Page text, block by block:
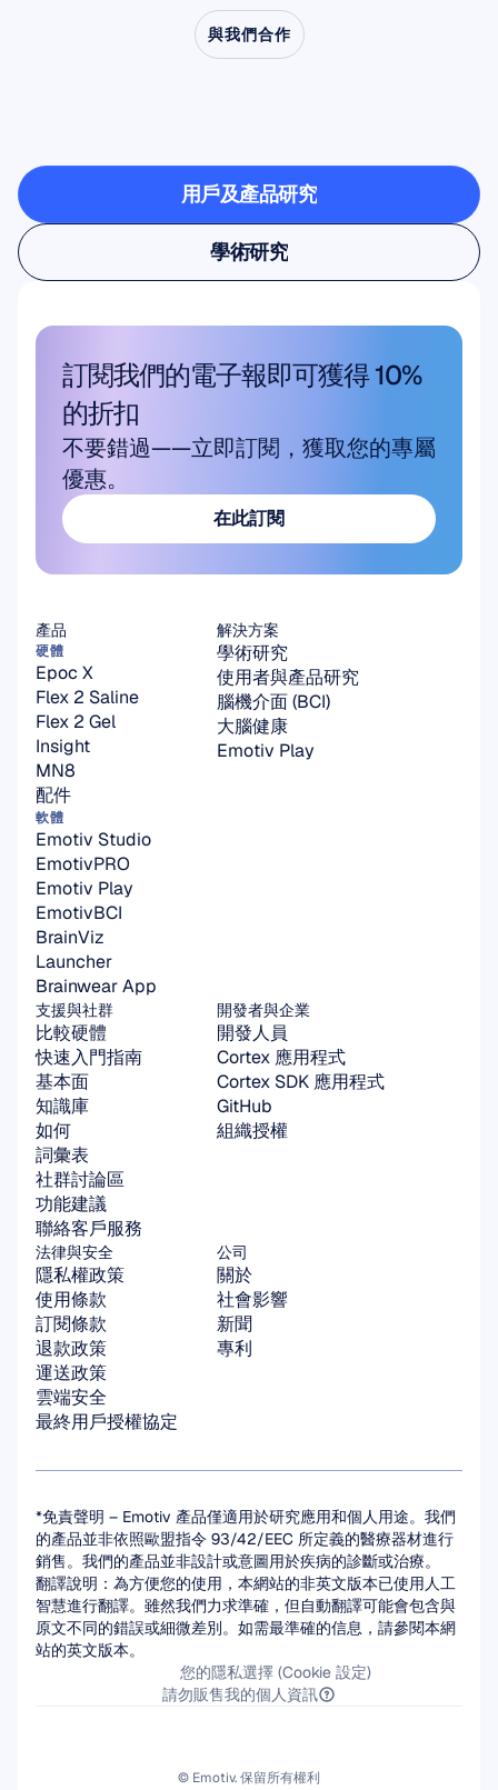
與我們合作
驗室時可能發生的事情
用戶及產品研究
用戶及產品研究
學術研究
學術研究
訂閱我們的電子報即可獲得 10%
的折扣
不要錯過——立即訂閱，獲取您的專屬
優惠。
在此訂閱
解決方案
學術研究
使用者與產品研究
腦機介面 (BCI)
大腦健康
Emotiv Play
產品
硬體
Epoc X
Flex 2 Saline
Flex 2 Gel
Insight
MN8
配件
軟體
Emotiv Studio
EmotivPRO
Emotiv Play
EmotivBCI
BrainViz
Launcher
Brainwear App
支援與社群
比較硬體
快速入門指南
基本面
知識庫
如何
詞彙表
社群討論區
功能建議
聯絡客戶服務
開發者與企業
開發人員
Cortex 應用程式
Cortex SDK 應用程式
GitHub
組織授權
公司
關於
社會影響
新聞
專利
法律與安全
隱私權政策
使用條款
訂閱條款
退款政策
運送政策
雲端安全
最終用戶授權協定
*免責聲明 – Emotiv 產品僅適用於研究應用和個人用途。我們
的產品並非依照歐盟指令 93/42/EEC 所定義的醫療器材進行
銷售。我們的產品並非設計或意圖用於疾病的診斷或治療。
翻譯說明：為方便您的使用，本網站的非英文版本已使用人工
智慧進行翻譯。雖然我們力求準確，但自動翻譯可能會包含與
原文不同的錯誤或細微差別。如需最準確的信息，請參閱本網
站的英文版本。
您的隱私選擇 (Cookie 設定)
請勿販售我的個人資訊
© Emotiv. 保留所有權利